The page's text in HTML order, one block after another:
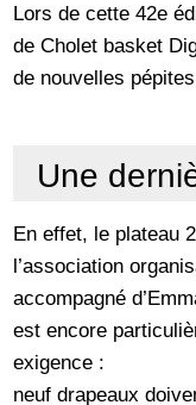
Lors de cette 42e
de Cholet basket
de nouvelles
Une
En effet, le plateau
l’association
accompagné
est encore
exigence :
neuf drapeaux